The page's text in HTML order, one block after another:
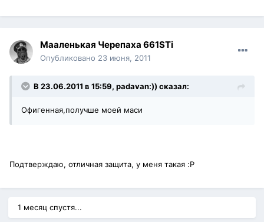
Мааленькая Черепаха 661STi
Опубликовано 23 июня, 2011
В 23.06.2011 в 15:59, padavan:)) сказал:
Офигенная,получше моей маси
Подтверждаю, отличная защита, у меня такая :P
1 месяц спустя...